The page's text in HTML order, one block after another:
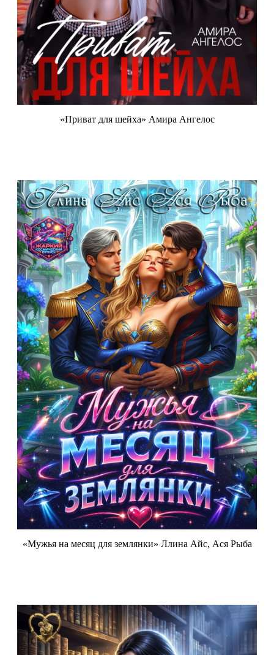
«Приват для шейха» Амира Ангелос
«Мужья на месяц для землянки» Ллина Айс, Ася Рыба